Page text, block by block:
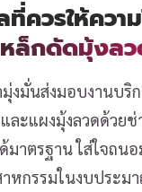
ควรให้ความ
หล็กดัดมุ้งล
มุ่งมั่นส่งมอบงานบริ
ละแผงมุ้งลวดด้วย
มาตรฐาน ใส่ใจถน
าหกรรมในงบประม